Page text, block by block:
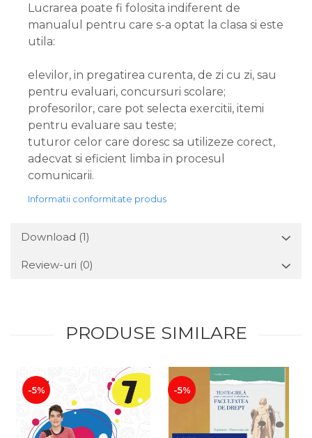
Lucrarea poate fi folosita indiferent de
manualul pentru care s-a optat la clasa si este
utila:
elevilor, in pregatirea curenta, de zi cu zi, sau
pentru evaluari, concursuri scolare;
profesorilor, care pot selecta exercitii, itemi
pentru evaluare sau teste;
tuturor celor care doresc sa utilizeze corect,
adecvat si eficient limba in procesul
comunicarii.
Informatii conformitate produs
Download (1)
Review-uri (0)
PRODUSE SIMILARE
-5% -5%